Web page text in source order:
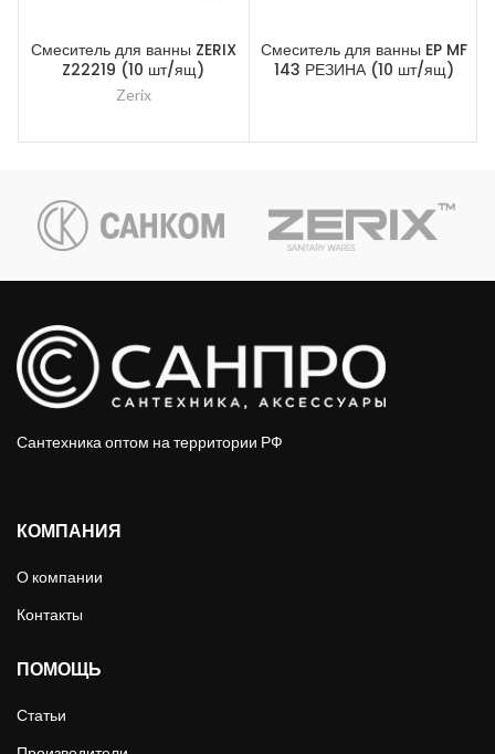
Смеситель для ванны ZERIX
Z22219 (10 шт/ящ)
Zerix
Смеситель для ванны EP MF
143 РЕЗИНА (10 шт/ящ)
Сантехника оптом на территории РФ
КОМПАНИЯ
О компании
Контакты
ПОМОЩЬ
Статьи